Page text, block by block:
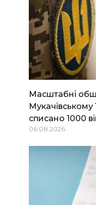
Масштабні
списано 1000
06.08.2026